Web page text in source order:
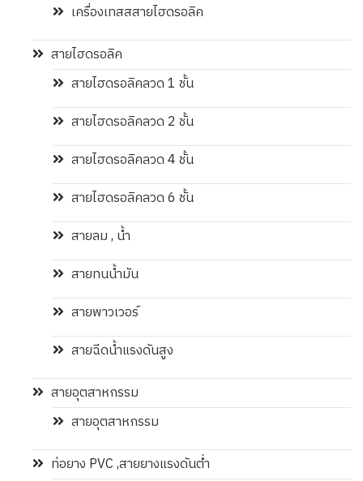
เครื่องเทสสสายไฮดรอลิค
สายไฮดรอลิค
สายไฮดรอลิคลวด 1 ชั้น
สายไฮดรอลิคลวด 2 ชั้น
สายไฮดรอลิคลวด 4 ชั้น
สายไฮดรอลิคลวด 6 ชั้น
สายลม , น้ำ
สายทนน้ำมัน
สายพาวเวอร์
สายฉีดน้ำแรงดันสูง
สายอุตสาหกรรม
สายอุตสาหกรรม
ท่อยาง PVC ,สายยางแรงดันต่ำ